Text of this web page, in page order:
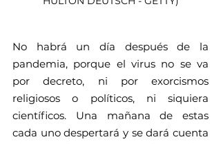
No habrá un día después de la
pandemia, porque el virus no se va
por decreto, ni por exorcismos
religiosos o políticos, ni siquiera
científicos. Una mañana de estas
cada uno despertará y se dará cuenta